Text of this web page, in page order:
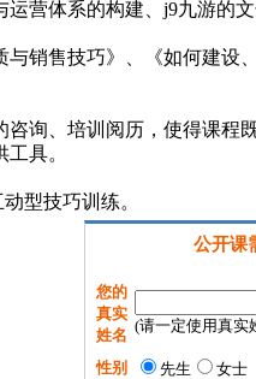
营体系的构建、j9九游的
销售技巧》、《如何建
询、培训阅历，使得课
具。
型技巧训练。
公开课
您的
真实
姓名
(请一定使用真实
性别 先生
女士